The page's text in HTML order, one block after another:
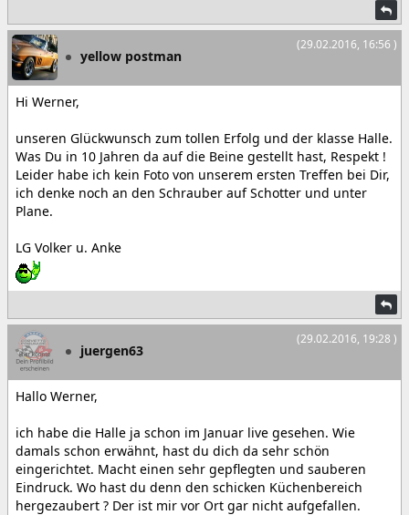
(29.02.2016, 16:56 )
yellow postman
Hi Werner,
unseren Glückwunsch zum tollen Erfolg und der klasse Halle.
Was Du in 10 Jahren da auf die Beine gestellt hast, Respekt !
Leider habe ich kein Foto von unserem ersten Treffen bei Dir,
ich denke noch an den Schrauber auf Schotter und unter
Plane.
LG Volker u. Anke
(29.02.2016, 19:28 )
juergen63
Hallo Werner,
ich habe die Halle ja schon im Januar live gesehen. Wie
damals schon erwähnt, hast du dich da sehr schön
eingerichtet. Macht einen sehr gepflegten und sauberen
Eindruck. Wo hast du denn den schicken Küchenbereich
hergezaubert ? Der ist mir vor Ort gar nicht aufgefallen.